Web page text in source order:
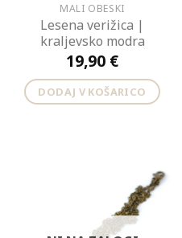
MALI OBESKI
Lesena verižica |
kraljevsko modra
19,90 €
DODAJ V KOŠARICO